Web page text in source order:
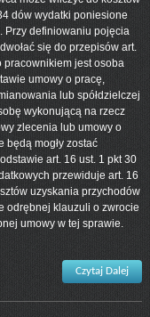
dów wydatki poniesione
Przy definiowaniu pojęcia
się do przepisów art.
pracownikiem jest osoba
umowy o pracę,
lub spółdzielczej
wykonującą na rzecz
zlecenia lub umowy o
będą mogły zostać
art. 16 ust. 1 pkt 30
przewiduje art. 16
uzyskania przychodów
odrębnej klauzuli o zwrocie
umowy w tej sprawie.
Czytaj Dalej